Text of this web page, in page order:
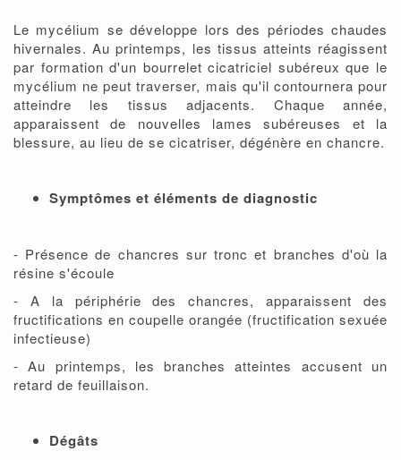
Le mycélium se développe lors des périodes chaudes
hivernales. Au printemps, les tissus atteints réagissent
par formation d'un bourrelet cicatriciel subéreux que le
mycélium ne peut traverser, mais qu'il contournera pour
atteindre les tissus adjacents. Chaque année,
apparaissent de nouvelles lames subéreuses et la
blessure, au lieu de se cicatriser, dégénère en chancre.
Symptômes et éléments de diagnostic
- Présence de chancres sur tronc et branches d'où la
résine s'écoule
- A la périphérie des chancres, apparaissent des
fructifications en coupelle orangée (fructification sexuée
infectieuse)
- Au printemps, les branches atteintes accusent un
retard de feuillaison.
Dégâts